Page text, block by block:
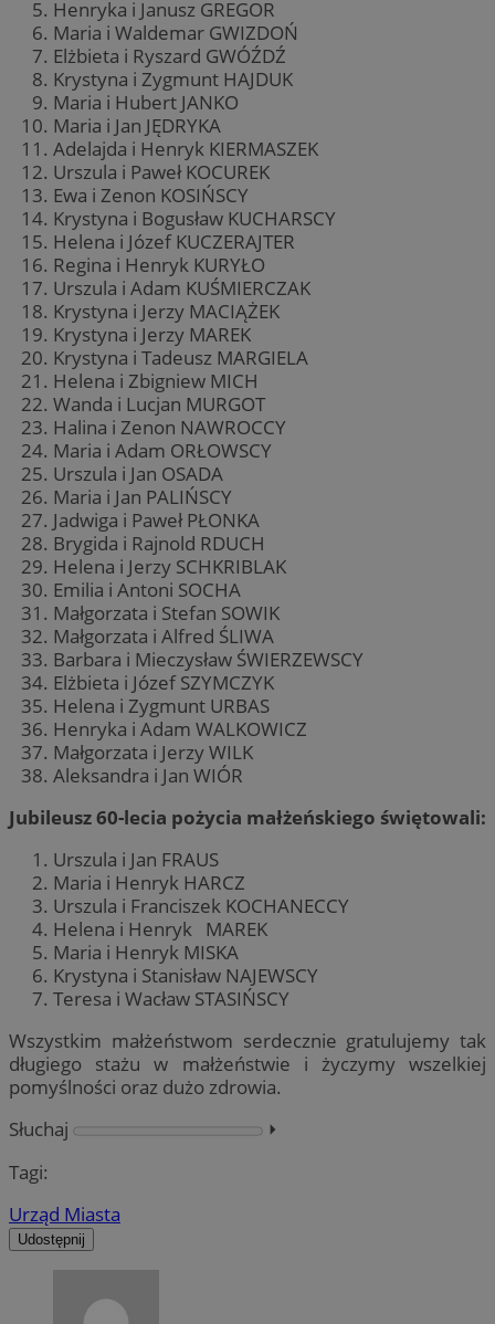
Henryka i Janusz GREGOR
Maria i Waldemar GWIZDOŃ
Elżbieta i Ryszard GWÓŹDŹ
Krystyna i Zygmunt HAJDUK
Maria i Hubert JANKO
Maria i Jan JĘDRYKA
Adelajda i Henryk KIERMASZEK
Urszula i Paweł KOCUREK
Ewa i Zenon KOSIŃSCY
Krystyna i Bogusław KUCHARSCY
Helena i Józef KUCZERAJTER
Regina i Henryk KURYŁO
Urszula i Adam KUŚMIERCZAK
Krystyna i Jerzy MACIĄŻEK
Krystyna i Jerzy MAREK
Krystyna i Tadeusz MARGIELA
Helena i Zbigniew MICH
Wanda i Lucjan MURGOT
Halina i Zenon NAWROCCY
Maria i Adam ORŁOWSCY
Urszula i Jan OSADA
Maria i Jan PALIŃSCY
Jadwiga i Paweł PŁONKA
Brygida i Rajnold RDUCH
Helena i Jerzy SCHKRIBLAK
Emilia i Antoni SOCHA
Małgorzata i Stefan SOWIK
Małgorzata i Alfred ŚLIWA
Barbara i Mieczysław ŚWIERZEWSCY
Elżbieta i Józef SZYMCZYK
Helena i Zygmunt URBAS
Henryka i Adam WALKOWICZ
Małgorzata i Jerzy WILK
Aleksandra i Jan WIÓR
Jubileusz 60-lecia pożycia małżeńskiego świętowali:
Urszula i Jan FRAUS
Maria i Henryk HARCZ
Urszula i Franciszek KOCHANECCY
Helena i Henryk MAREK
Maria i Henryk MISKA
Krystyna i Stanisław NAJEWSCY
Teresa i Wacław STASIŃSCY
Wszystkim małżeństwom serdecznie gratulujemy tak
długiego stażu w małżeństwie i życzymy wszelkiej
pomyślności oraz dużo zdrowia.
Słuchaj
⏵︎
Tagi:
Urząd Miasta
Udostępnij